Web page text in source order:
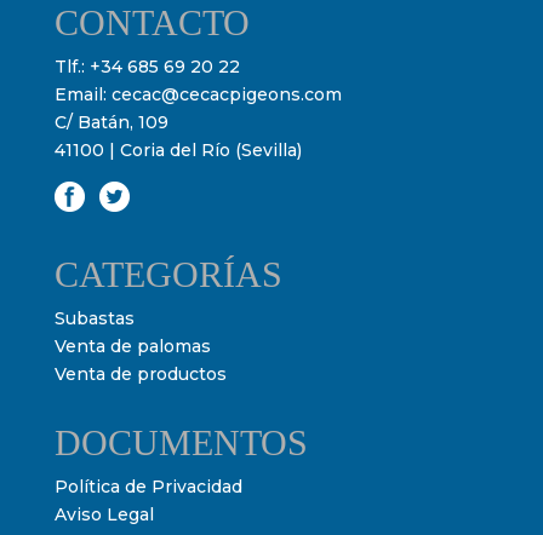
CONTACTO
Tlf.: +34 685 69 20 22
Email: cecac@cecacpigeons.com
C/ Batán, 109
41100 | Coria del Río (Sevilla)
CATEGORÍAS
Subastas
Venta de palomas
Venta de productos
DOCUMENTOS
Política de Privacidad
Aviso Legal